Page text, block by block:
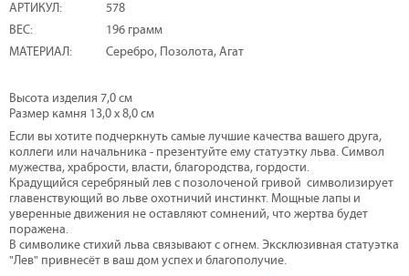
АРТИКУЛ:
578
ВЕС:
196 грамм
МАТЕРИАЛ:
Серебро, Позолота, Агат
Высота изделия 7,0 см
Размер камня 13,0 х 8,0 см
Если вы хотите подчеркнуть самые лучшие качества вашего друга,
коллеги или начальника - презентуйте ему статуэтку льва. Символ
мужества, храбрости, власти, благородства, гордости.
Крадущийся серебряный лев с позолоченой гривой символизирует
главенствующий во льве охотничий инстинкт. Мощные лапы и
уверенные движения не оставляют сомнений, что жертва будет
поражена.
В символике стихий льва связывают с огнем. Эксклюзивная статуэтка
"Лев" привнесёт в ваш дом успех и благополучие.